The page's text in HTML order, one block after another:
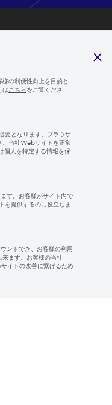
Japan | JP
の利便性向上を目的と
は こちらをご覧くださ
要となります。ブラウザ
、当社Webサイトを正常
個人を特定する情報を保
す。お客様がサイト内で
を提供するのに役立ちま
ントでき、お客様の利用
ます。お客様の当社
イトの改善に繋げるため